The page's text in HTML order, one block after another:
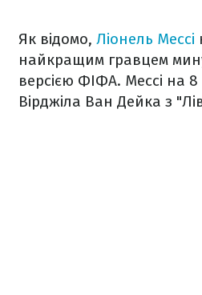
Як відомо, Ліонель Мессі
найкращим гравцем
версією ФІФА. Мессі на
Вірджіла Ван Дейка з